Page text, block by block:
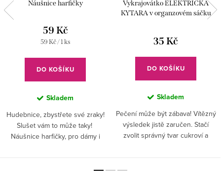
Náušnice harfičky
59 Kč
Měrná
59 Kč / 1 ks
DO KOŠÍKU
Skladem
Hudebnice, zbystřete své zraky!
Slušet vám to může taky!
Náušnice harfičky, pro dámy i
Vykrajovátko ELEKTRICKÁ
KYTARA v organzovém sáčku
35 Kč
DO KOŠÍKU
Skladem
Pečení může být zábava! Vítězný
výsledek jistě zaručen. Stačí
zvolit správný tvar cukroví a
příležitosti nezapomeňte...